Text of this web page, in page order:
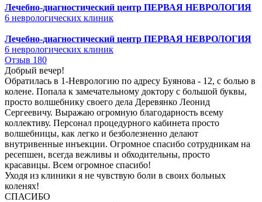
Лечебно-диагностический центр ПЕРВАЯ НЕВРОЛОГИЯ
6 неврологических клиник
Лечебно-диагностический центр ПЕРВАЯ НЕВРОЛОГИЯ
6 неврологических клиник
Отзыв 180
Добрый вечер!
Обратилась в 1-Неврологию по адресу Буянова - 12, с болью в
колене. Попала к замечательному доктору с большой буквы,
просто волшебнику своего дела Деревянко Леонид
Сергеевичу. Выражаю огромную благодарность всему
коллективу. Персонал процедурного кабинета просто
волшебницы, как легко и безболезненно делают
внутривенные инъекции. Огромное спасибо сотрудникам на
ресепшен, всегда вежливы и обходительны, просто
красавицы. Всем огромное спасибо!
Уходя из клиники я не чувствую боли в своих больных
коленях!
СПАСИБО